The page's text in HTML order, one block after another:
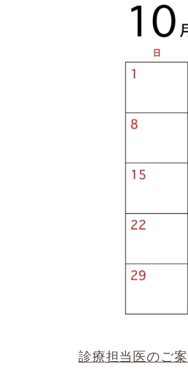
診療担当医のご